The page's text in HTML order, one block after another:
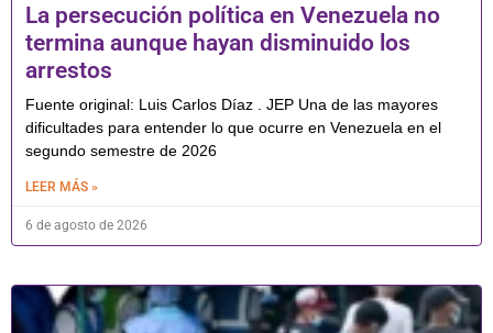
La persecución política en Venezuela no
termina aunque hayan disminuido los
arrestos
Fuente original: Luis Carlos Díaz . JEP Una de las mayores
dificultades para entender lo que ocurre en Venezuela en el
segundo semestre de 2026
LEER MÁS »
6 de agosto de 2026